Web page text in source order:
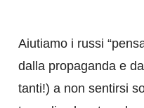
Aiutiamo i russi
dalla propaganda e
tanti!) a non sentirsi